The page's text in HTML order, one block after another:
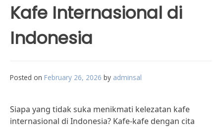
Kafe Internasional di
Indonesia
Posted on February 26, 2026 by adminsal
Siapa yang tidak suka menikmati kelezatan kafe
internasional di Indonesia? Kafe-kafe dengan cita